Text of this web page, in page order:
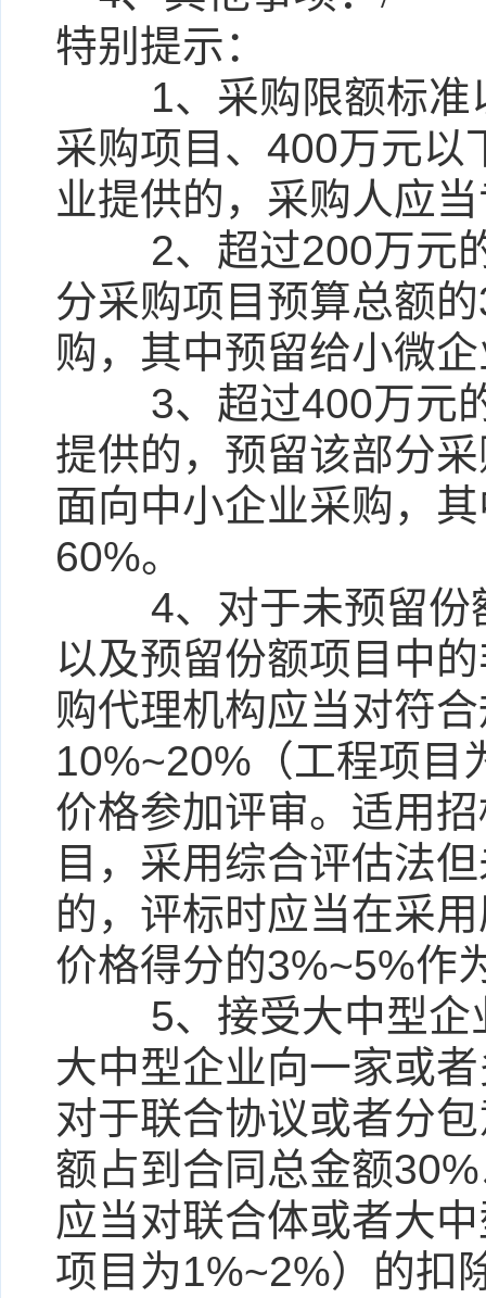
特别提示：
1、采购限额标准
采购项目、400万元以
业提供的，采购人应
2、超过200万元的
分采购项目预算总额
购，其中预留给小微
3、超过400万元的
提供的，预留该部分
面向中小企业采购，
60%。
4、对于未预留份
以及预留份额项目中
购代理机构应当对符
10%~20%（工程项目
价格参加评审。适用
目，采用综合评估法
的，评标时应当在采
价格得分的3%~5%作
5、接受大中型企
大中型企业向一家或
对于联合协议或者分
额占到合同总金额
应当对联合体或者大
项目为1%~2%）的扣